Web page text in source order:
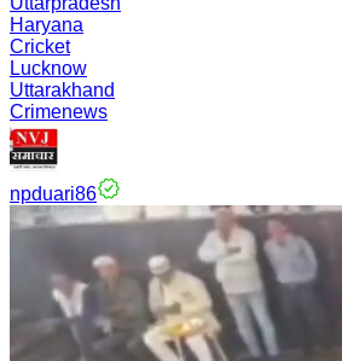
Haryana
Cricket
Lucknow
Uttarakhand
Crimenews
npduari86